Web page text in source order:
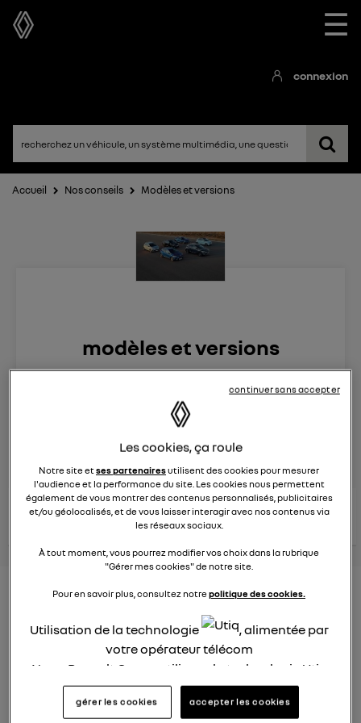
☰
connexion
Accueil Nos conseils Modèles et versions
modèles et versions
13:15
Véhicules RENAULT
posez une question
conseils Renault
consultez les
conseils
similaires
voir tous les
Nouveau modèle électrique
Renault 2022
26 janvier 2022
Quel est le nouveau modèle électrique Renault cette
Les cookies, ça roule
Notre site etses partenairesutilisent des cookies pour mesurer
l'audience et la performance du site. Les cookies nous permettent
également de vous montrer des contenus personnalisés, publicitaires
et/ou géolocalisés, et de vous laisser interagir avec nos contenus via
les réseaux sociaux.
À tout moment, vous pourrez modifier vos choix dans la rubrique
"Gérer mes cookies" de notre site.
Pour en savoir plus, consultez notrepolitique des cookies.
Utilisation de la technologie
, alimentée par
votre opérateur télécom
Nous, Renault Group, utilisons la technologie Utiq
pour nos activités digitales (telles que décrites
dans cette notice de consentement) et liées à
gérer les cookies accepter les cookies
continuer sans accepter